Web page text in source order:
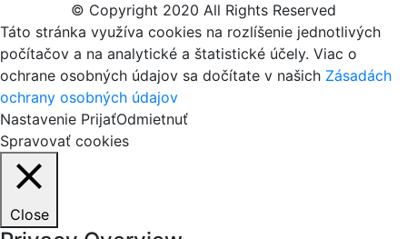
© Copyright 2020 All Rights Reserved
Táto stránka využíva cookies na rozlíšenie jednotlivých
počítačov a na analytické a štatistické účely. Viac o
ochrane osobných údajov sa dočítate v našich Zásadách
ochrany osobných údajov
Nastavenie PrijaťOdmietnuť
Spravovať cookies
Close